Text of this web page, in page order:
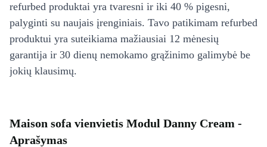
refurbed produktai yra tvaresni ir iki 40 % pigesni,
palyginti su naujais įrenginiais. Tavo patikimam refurbed
produktui yra suteikiama mažiausiai 12 mėnesių
garantija ir 30 dienų nemokamo grąžinimo galimybė be
jokių klausimų.
Maison sofa vienvietis Modul Danny Cream -
Aprašymas